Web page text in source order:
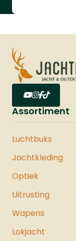
Assortiment
Luchtbuks
Jachtkleding
Optiek
Uitrusting
Wapens
Lokjacht